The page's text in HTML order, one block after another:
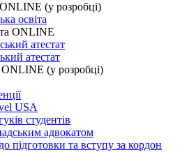
(у розробці)
освіта
ONLINE
атестат
атестат
(у розробці)
USA
студентів
адвокатом
підготовки та вступу за кордон